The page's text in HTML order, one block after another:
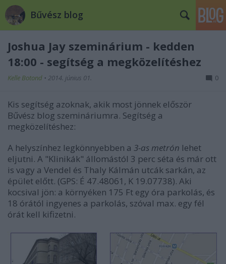
Bűvész blog
Joshua Jay szeminárium - kedden
18:00 - segítség a megközelítéshez
Kelle Botond • 2014. június 01. 0
Kis segítség azoknak, akik most jönnek először
Bűvész blog szemináriumra. Segítség a
megközelítéshez:
A helyszínhez legkönnyebben a 3-as metrón lehet
eljutni. A "Klinikák" állomástól 3 perc séta és már ott
is vagy a Vendel és Thaly Kálmán utcák sarkán, az
épület előtt. (GPS: É 47.48061, K 19.07738). Aki
kocsival jön: a környéken 175 Ft egy óra parkolás, és
18 órától ingyenes a parkolás, szóval max. egy fél
órát kell kifizetni.